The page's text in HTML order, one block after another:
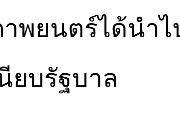
พยนตร์ได้นำไ
ยบรัฐบาล